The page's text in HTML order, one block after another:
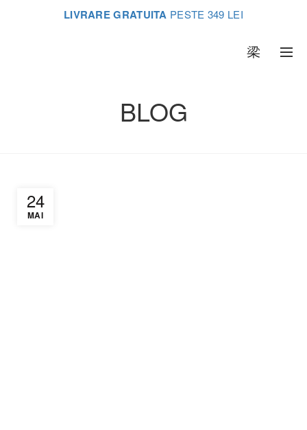
LIVRARE GRATUITA PESTE 349 LEI
BLOG
24
MAI